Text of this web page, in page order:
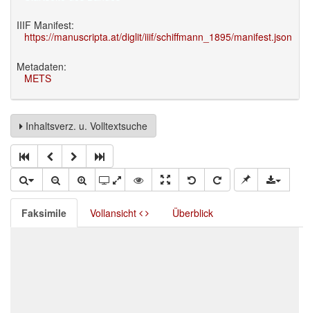
IIIF Manifest:
https://manuscripta.at/diglit/iiif/schiffmann_1895/manifest.json
Metadaten:
METS
Inhaltsverz. u. Volltextsuche
Faksimile Vollansicht Überblick